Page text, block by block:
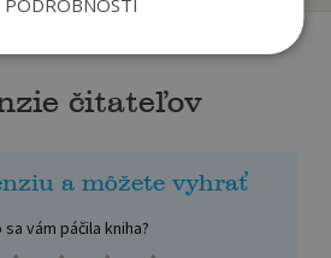
čitateľov
a môžete vyhrať
sa vám páčila kniha?
PODROBNOSTI